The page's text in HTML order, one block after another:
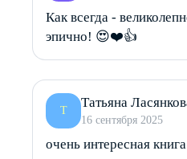
Как всегда -
эпично! 😍❤️👍
Т
Татьяна
16 сентября 2025
очень интересная